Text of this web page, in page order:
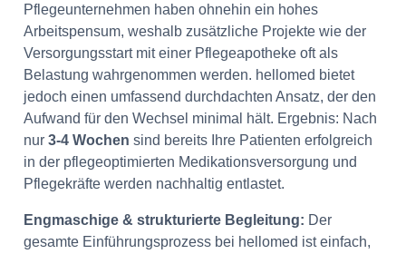
Pflegeunternehmen haben ohnehin ein hohes
Arbeitspensum, weshalb zusätzliche Projekte wie der
Versorgungsstart mit einer Pflegeapotheke oft als
Belastung wahrgenommen werden. hellomed bietet
jedoch einen umfassend durchdachten Ansatz, der den
Aufwand für den Wechsel minimal hält. Ergebnis: Nach
nur 3-4 Wochen sind bereits Ihre Patienten erfolgreich
in der pflegeoptimierten Medikationsversorgung und
Pflegekräfte werden nachhaltig entlastet.
Engmaschige & strukturierte Begleitung: Der
gesamte Einführungsprozess bei hellomed ist einfach,